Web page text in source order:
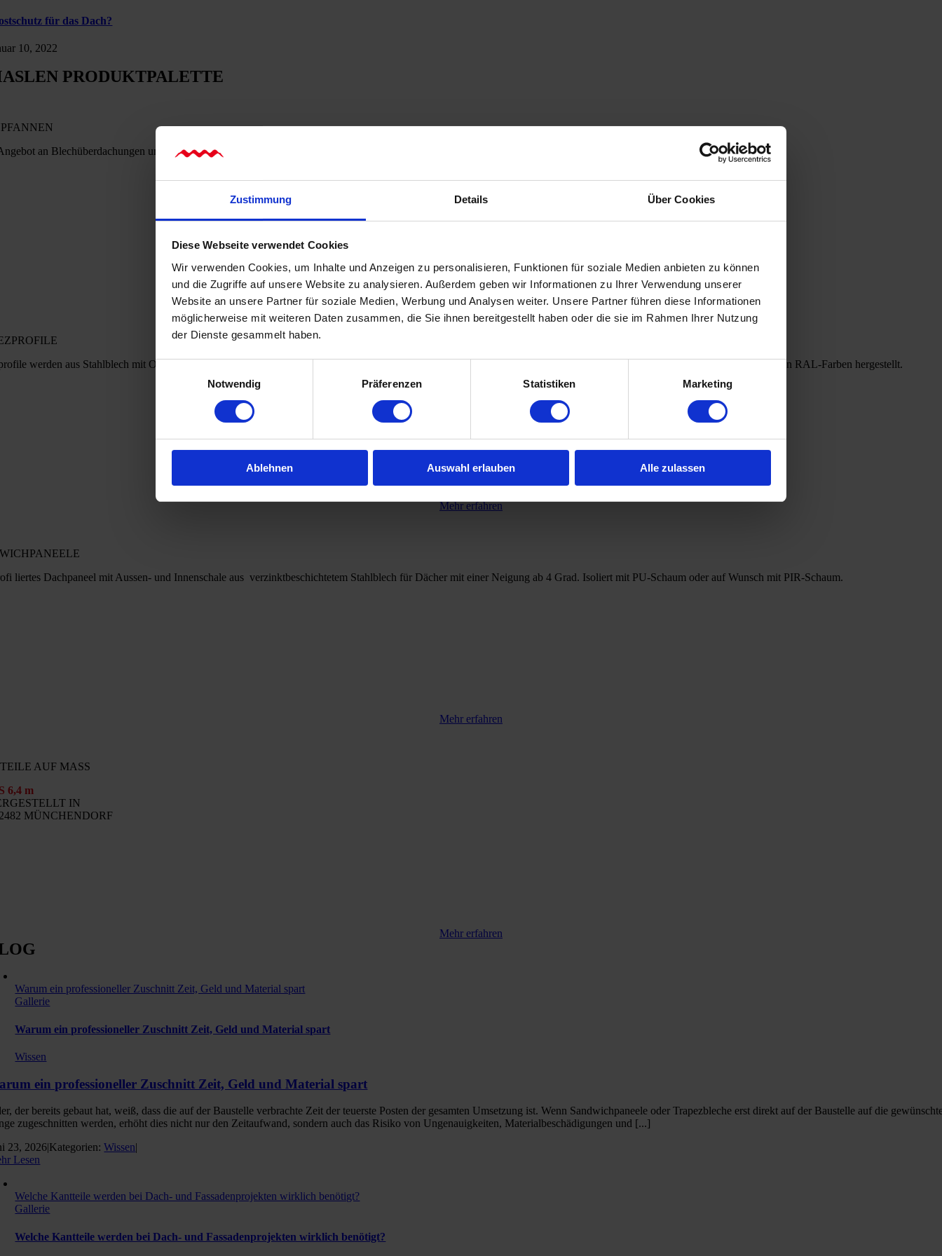
Zustimmung Details Über Cookies
Diese Webseite verwendet Cookies
Wir verwenden Cookies, um Inhalte und Anzeigen zu personalisieren, Funktionen für soziale Medien anbieten zu können
und die Zugriffe auf unsere Website zu analysieren. Außerdem geben wir Informationen zu Ihrer Verwendung unserer
Website an unsere Partner für soziale Medien, Werbung und Analysen weiter. Unsere Partner führen diese Informationen
möglicherweise mit weiteren Daten zusammen, die Sie ihnen bereitgestellt haben oder die sie im Rahmen Ihrer Nutzung
der Dienste gesammelt haben.
Einwilligungsauswahl
Notwendig
Präferenzen Statistiken Marketing
Ablehnen Auswahl erlauben Alle zulassen
für das Dach?
10, 2022
PRODUKTPALETTE
an Blechüberdachungen umfasst zehn verschiedene Profile, die sich in Form, Abmessungen oder verwendetem Material unterscheiden.
Mehr erfahren
werden aus Stahlblech mit Oberflächenbehandlung Verzinkt, Glänzend, Matt oder HB50 MAT und aus Aluminiumblech mit Oberflächenbehandlung MAT in verschiedenen RAL-Farben hergestellt.
Mehr erfahren
liertes Dachpaneel mit Aussen- und Innenschale aus verzinktbeschichtetem Stahlblech für Dächer mit einer Neigung ab 4 Grad. Isoliert mit PU-Schaum oder auf Wunsch mit PIR-Schaum.
Mehr erfahren
AUF MASS
6,4 m
IN
MÜNCHENDORF
Mehr erfahren
Warum ein professioneller Zuschnitt Zeit, Geld und Material spart
Gallerie
Warum ein professioneller Zuschnitt Zeit, Geld und Material spart
Wissen
ein professioneller Zuschnitt Zeit, Geld und Material spart
der bereits gebaut hat, weiß, dass die auf der Baustelle verbrachte Zeit der teuerste Posten der gesamten Umsetzung ist. Wenn Sandwichpaneele oder Trapezbleche erst direkt auf der Baustelle auf die
zugeschnitten werden, erhöht dies nicht nur den Zeitaufwand, sondern auch das Risiko von Ungenauigkeiten, Materialbeschädigungen und [...]
23, 2026|Kategorien:Wissen|
Lesen
Welche Kantteile werden bei Dach- und Fassadenprojekten wirklich benötigt?
Gallerie
Welche Kantteile werden bei Dach- und Fassadenprojekten wirklich benötigt?